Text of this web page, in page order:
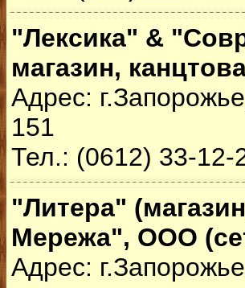
"Лексика" &
магазин,
Адрес:
151
Тел.: (0612) 33-12-
"Литера"
Мережа", ООО
Адрес: